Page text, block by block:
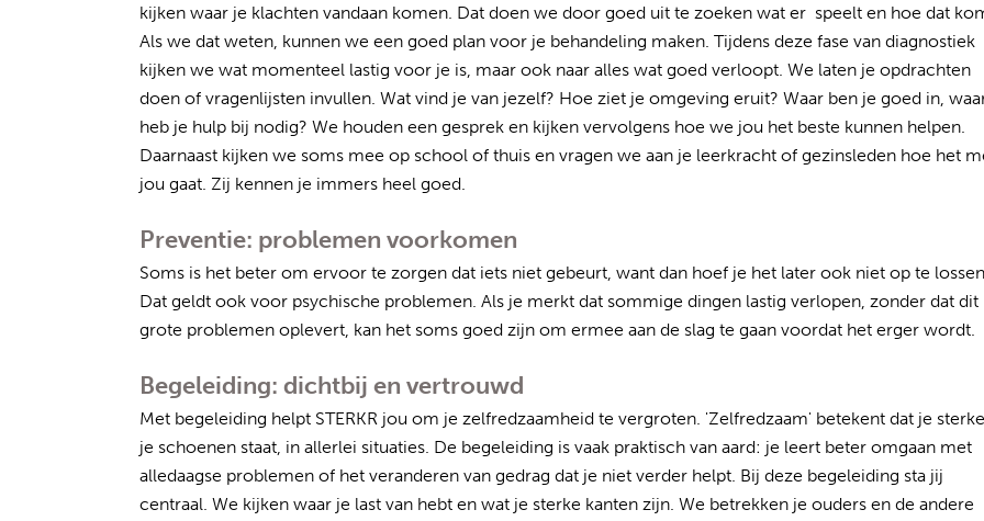
kijken waar je klachten vandaan komen. Dat doen we door goed uit te zoeken wat er speelt en hoe dat
Als we dat weten, kunnen we een goed plan voor je behandeling maken. Tijdens deze fase van diagnostiek
kijken we wat momenteel lastig voor je is, maar ook naar alles wat goed verloopt. We laten je opdrachten
doen of vragenlijsten invullen. Wat vind je van jezelf? Hoe ziet je omgeving eruit? Waar ben je goed in,
heb je hulp bij nodig? We houden een gesprek en kijken vervolgens hoe we jou het beste kunnen helpen.
Daarnaast kijken we soms mee op school of thuis en vragen we aan je leerkracht of gezinsleden hoe het
jou gaat. Zij kennen je immers heel goed.
Preventie: problemen voorkomen
Soms is het beter om ervoor te zorgen dat iets niet gebeurt, want dan hoef je het later ook niet op te
Dat geldt ook voor psychische problemen. Als je merkt dat sommige dingen lastig verlopen, zonder dat dit
grote problemen oplevert, kan het soms goed zijn om ermee aan de slag te gaan voordat het erger wordt.
Begeleiding: dichtbij en vertrouwd
Met begeleiding helpt STERKR jou om je zelfredzaamheid te vergroten. 'Zelfredzaam' betekent dat je
je schoenen staat, in allerlei situaties. De begeleiding is vaak praktisch van aard: je leert beter omgaan met
alledaagse problemen of het veranderen van gedrag dat je niet verder helpt. Bij deze begeleiding sta jij
centraal. We kijken waar je last van hebt en wat je sterke kanten zijn. We betrekken je ouders en de andere